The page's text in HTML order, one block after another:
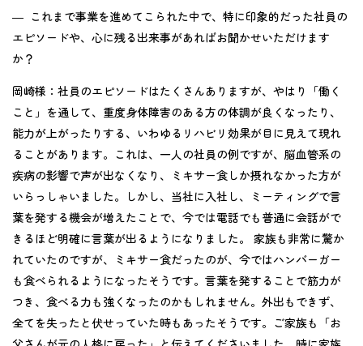
― これまで事業を進めてこられた中で、特に印象的だった社員の
エピソードや、心に残る出来事があればお聞かせいただけます
か？
岡崎様： 社員のエピソードはたくさんありますが、やはり「働く
こと」を通して、重度身体障害のある方の体調が良くなったり、
能力が上がったりする、いわゆるリハビリ効果が目に見えて現れ
ることがあります。これは、一人の社員の例ですが、脳血管系の
疾病の影響で声が出なくなり、ミキサー食しか摂れなかった方が
いらっしゃいました。しかし、当社に入社し、ミーティングで言
葉を発する機会が増えたことで、今では電話でも普通に会話がで
きるほど明確に言葉が出るようになりました。 家族も非常に驚か
れていたのですが、ミキサー食だったのが、今ではハンバーガー
も食べられるようになったそうです。言葉を発することで筋力が
つき、食べる力も強くなったのかもしれません。外出もできず、
全てを失ったと伏せっていた時もあったそうです。ご家族も「お